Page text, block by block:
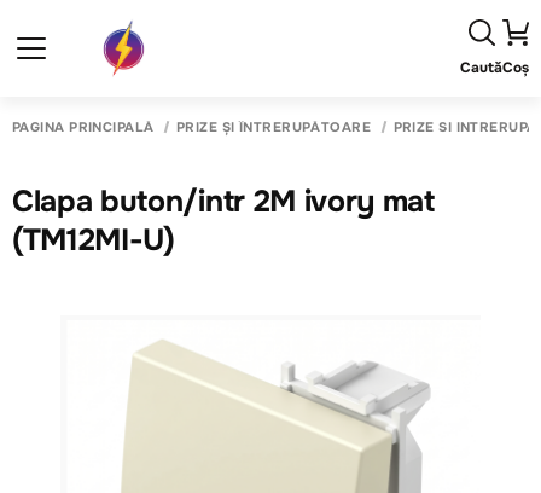
CautăCoș
PAGINA PRINCIPALĂ PRIZE ȘI ÎNTRERUPĂTOARE PRIZE SI
Clapa buton/intr 2M ivory mat
(TM12MI-U)